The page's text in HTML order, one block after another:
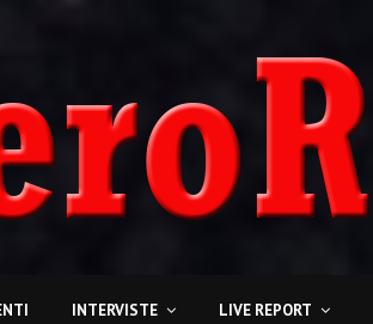
INTERVISTE LIVE REPORT